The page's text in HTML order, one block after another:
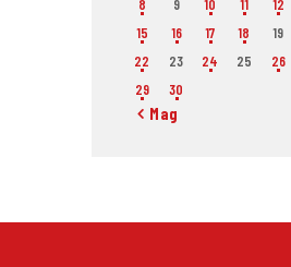
8
9 10 11 12
15
16 17 18 19
22
23 24 25 26
29
30
« Mag